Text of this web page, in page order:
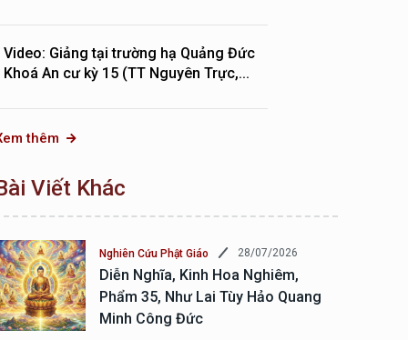
Video: Giảng tại trường hạ Quảng Đức
Khoá An cư kỳ 15 (TT Nguyên Trực,...
thêm
Viết Khác
Nghiên Cứu Phật Giáo 28/07/2026
Diễn Nghĩa, Kinh Hoa Nghiêm,
Phẩm 35, Như Lai Tùy Hảo Quang
Minh Công Đức